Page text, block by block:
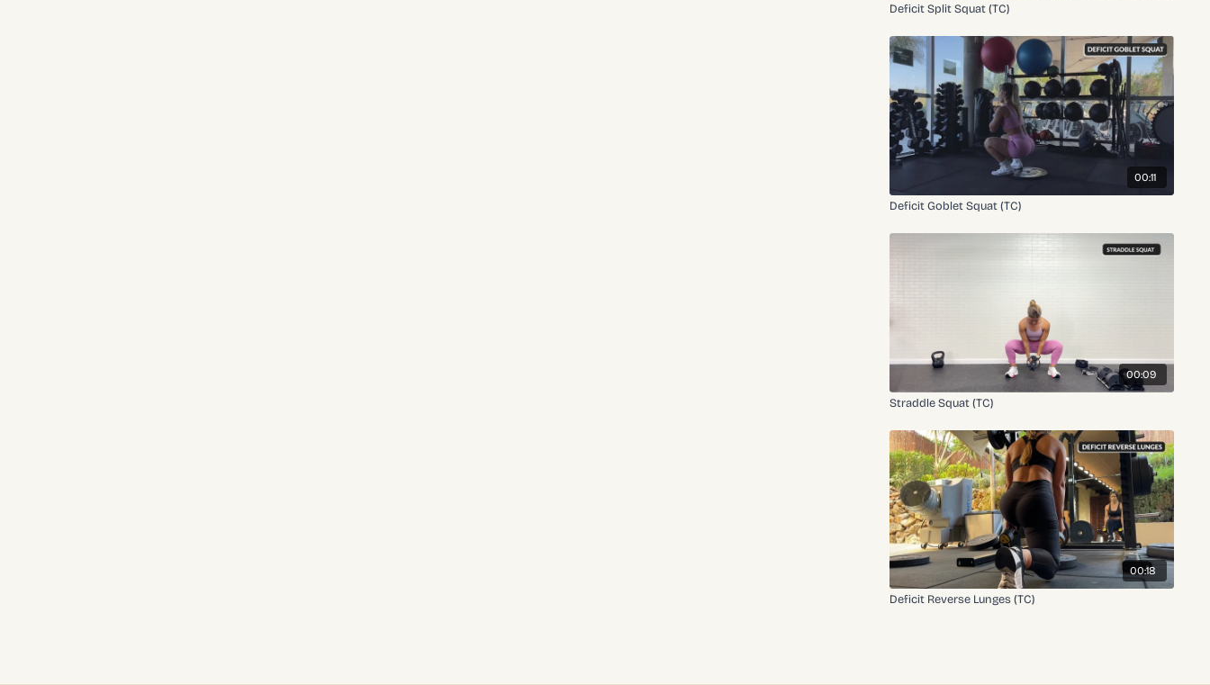
Deficit Split Squat (TC)
00:11
Deficit Goblet Squat (TC)
00:09
Straddle Squat (TC)
00:18
Deficit Reverse Lunges (TC)